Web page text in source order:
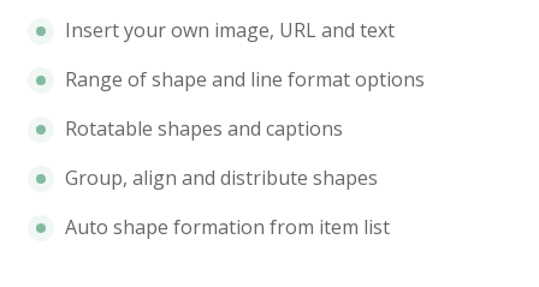
Insert your own image, URL and text
Range of shape and line format options
Rotatable shapes and captions
Group, align and distribute shapes
Auto shape formation from item list